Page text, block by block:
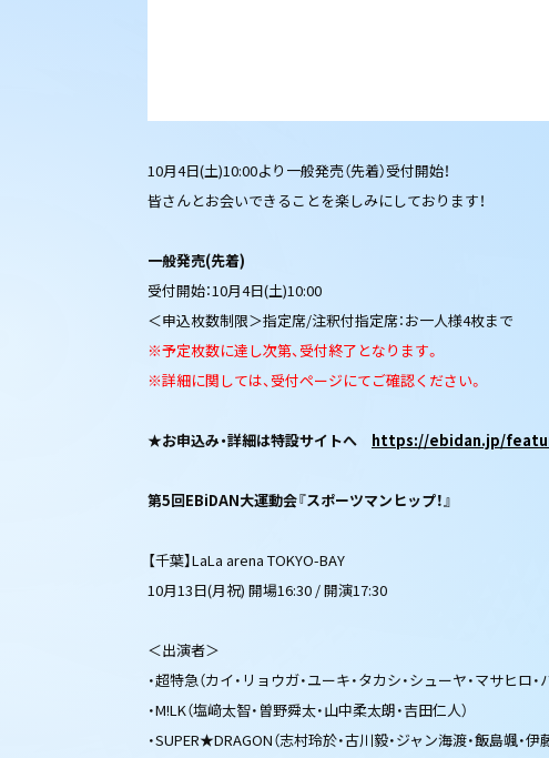
10月4日(土)10:00より一般発売（先着）受付開始！
皆さんとお会いできることを楽しみにしております！
一般発売(先着)
受付開始：10月4日(土)10:00
＜申込枚数制限＞指定席/注釈付指定席：お一人様4枚まで
※予定枚数に達し次第、受付終了となります。
※詳細に関しては、受付ページにてご確認ください。
★お申込み・詳細は特設サイトへ https://ebidan.jp/
第5回EBiDAN大運動会『スポーツマンヒップ！』
【千葉】LaLa arena TOKYO-BAY
10月13日(月祝) 開場16:30 / 開演17:30
＜出演者＞
・超特急（カイ・リョウガ・ユーキ・タカシ・シューヤ・マサヒロ・
・M!LK（塩﨑太智・曽野舜太・山中柔太朗・吉田仁人）
・SUPER★DRAGON（志村玲於・古川毅・ジャン海渡・飯島颯・伊